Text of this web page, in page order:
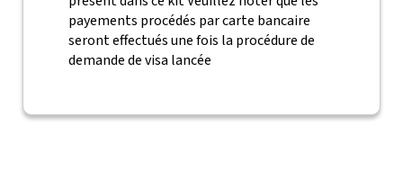
payements procédés par carte bancaire
seront effectués une fois la procédure de
demande de visa lancée